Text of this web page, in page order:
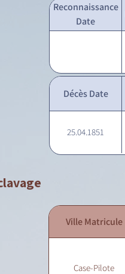
Reconnaissance
Date
Décès Date
25.04.1851
Ville Matricule
Case-Pilote